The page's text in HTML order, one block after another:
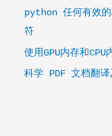
python 任何有效的
符
使用GPU内存和CPU
科学 PDF 文档翻译